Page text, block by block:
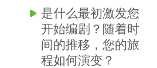
是什么最初激发您
开始编剧？随着时
间的推移，您的旅
程如何演变？